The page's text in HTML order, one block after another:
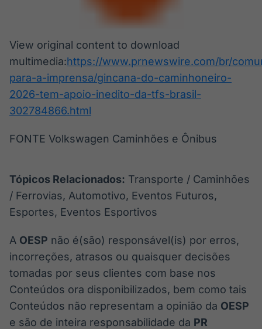
View original content to download
multimedia:https://www.prnewswire.com/br/
para-a-imprensa/gincana-do-caminhoneiro-
2026-tem-apoio-inedito-da-tfs-brasil-
302784866.html
FONTE Volkswagen Caminhões e Ônibus
Tópicos Relacionados: Transporte / Caminhões
/ Ferrovias, Automotivo, Eventos Futuros,
Esportes, Eventos Esportivos
A OESP não é(são) responsável(is) por erros,
incorreções, atrasos ou quaisquer decisões
tomadas por seus clientes com base nos
Conteúdos ora disponibilizados, bem como tais
Conteúdos não representam a opinião da OESP
e são de inteira responsabilidade da PR